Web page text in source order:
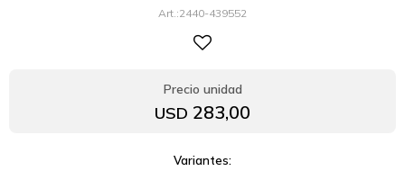
2440-439552
USD 283,00
Variantes: